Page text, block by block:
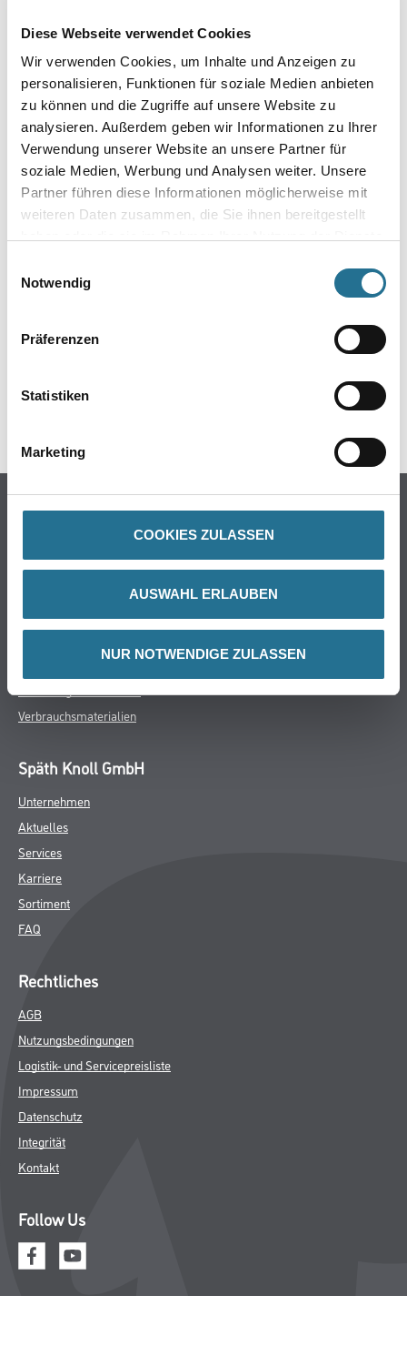
Diese Webseite verwendet Cookies
Wir verwenden Cookies, um Inhalte und Anzeigen zu
personalisieren, Funktionen für soziale Medien anbieten
zu können und die Zugriffe auf unsere Website zu
analysieren. Außerdem geben wir Informationen zu Ihrer
Verwendung unserer Website an unsere Partner für
soziale Medien, Werbung und Analysen weiter. Unsere
Partner führen diese Informationen möglicherweise mit
weiteren Daten zusammen, die Sie ihnen bereitgestellt
Notwendig
Präferenzen
Statistiken
Marketing
COOKIES ZULASSEN
AUSWAHL ERLAUBEN
NUR NOTWENDIGE ZULASSEN
Art-Nr.:1065-002468
Umrechnungsfaktoren
ZUSATZINFOS
EAN
4006379016662
WDV-Systeme
Wand- & Deckenbeläge
Verbrauchsmaterialien
Späth Knoll GmbH
Unternehmen
Aktuelles
Services
Karriere
Sortiment
FAQ
Rechtliches
AGB
Nutzungsbedingungen
Logistik- und Servicepreisliste
Impressum
Datenschutz
Integrität
Kontakt
Follow Us